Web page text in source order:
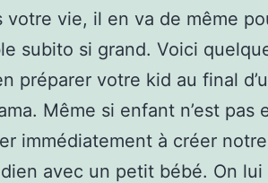
vie, il en va de même
subito si grand. Voici
préparer votre kid au final
Même si enfant n’est pas
immédiatement à créer notre
avec un petit bébé. On lui